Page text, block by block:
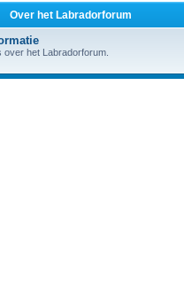
Over het Labradorforum
over het Labradorforum.